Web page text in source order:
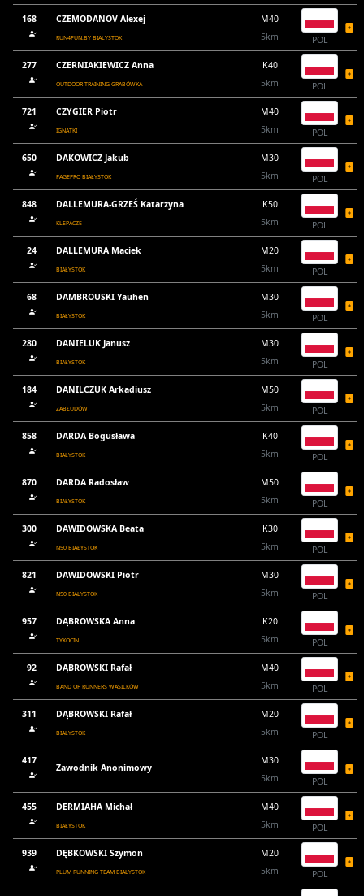
168 CZEMODANOV Alexej
RUN4FUN.BY BIALYSTOK
M40
5km
POL
277 CZERNIAKIEWICZ Anna
OUTDOOR TRAINING GRABÓWKA
K40
5km
POL
721 CZYGIER Piotr
IGNATKI
M40
5km
POL
650 DAKOWICZ Jakub
PAGEPRO BIAŁYSTOK
M30
5km
POL
848 DALLEMURA-GRZEŚ Katarzyna
KLEPACZE
K50
5km
POL
24 DALLEMURA Maciek
BIAŁYSTOK
M20
5km
POL
68 DAMBROUSKI Yauhen
BIAŁYSTOK
M30
5km
POL
280 DANIELUK Janusz
BIAŁYSTOK
M30
5km
POL
184 DANILCZUK Arkadiusz
ZABŁUDÓW
M50
5km
POL
858 DARDA Bogusława
BIAŁYSTOK
K40
5km
POL
870 DARDA Radosław
BIAŁYSTOK
M50
5km
POL
300 DAWIDOWSKA Beata
N50 BIAŁYSTOK
K30
5km
POL
821 DAWIDOWSKI Piotr
N50 BIAŁYSTOK
M30
5km
POL
957 DĄBROWSKA Anna
TYKOCIN
K20
5km
POL
92 DĄBROWSKI Rafał
BAND OF RUNNERS WASILKÓW
M40
5km
POL
311 DĄBROWSKI Rafał
BIAŁYSTOK
M20
5km
POL
417
Zawodnik Anonimowy
M30
5km
POL
455 DERMIAHA Michał
BIAŁYSTOK
M40
5km
POL
939 DĘBKOWSKI Szymon
PLUM RUNNING TEAM BIAŁYSTOK
M20
5km
POL